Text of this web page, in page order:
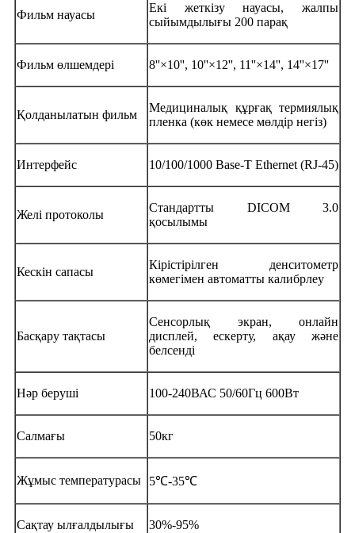
Фильм науасы
Екі жеткізу науасы, жалпы
сыйымдылығы 200 парақ
Фильм өлшемдері 8''×10'', 10''×12'', 11''×14'', 14''×17''
Қолданылатын фильм
Медициналық құрғақ термиялық
пленка (көк немесе мөлдір негіз)
Интерфейс 10/100/1000 Base-T Ethernet (RJ-45)
Желі протоколы
Стандартты DICOM 3.0
қосылымы
Кескін сапасы
Кірістірілген денситометр
көмегімен автоматты калибрлеу
Басқару тақтасы
Сенсорлық экран, онлайн
дисплей, ескерту, ақау және
белсенді
Нәр беруші 100-240ВАС 50/60Гц 600Вт
Салмағы 50кг
Жұмыс температурасы 5℃-35℃
Сақтау ылғалдылығы 30%-95%